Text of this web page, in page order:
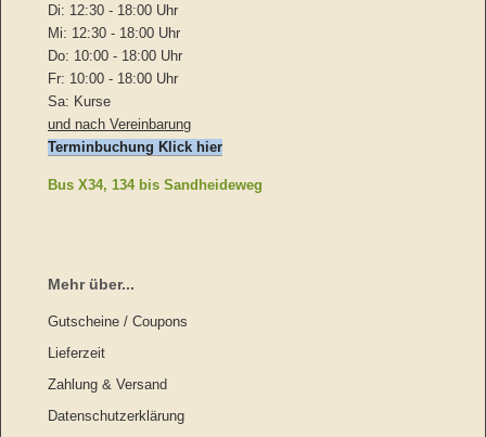
Di: 12:30 - 18:00 Uhr
Mi: 12:30 - 18:00 Uhr
Do: 10:00 - 18:00 Uhr
Fr: 10:00 - 18:00 Uhr
Sa: Kurse
und nach Vereinbarung
Terminbuchung Klick hier
Bus X34, 134 bis Sandheideweg
Mehr über...
Gutscheine / Coupons
Lieferzeit
Zahlung & Versand
Datenschutzerklärung